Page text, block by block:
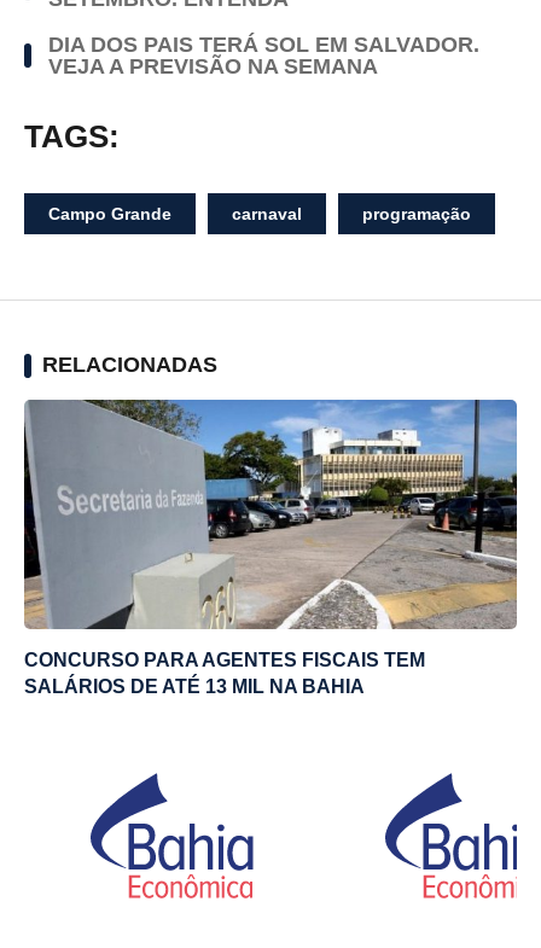
DIA DOS PAIS TERÁ SOL EM SALVADOR.
VEJA A PREVISÃO NA SEMANA
TAGS:
Campo Grande carnaval programação
RELACIONADAS
CONCURSO PARA AGENTES FISCAIS TEM
SALÁRIOS DE ATÉ 13 MIL NA BAHIA